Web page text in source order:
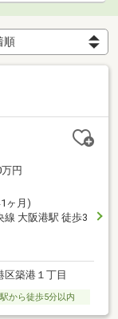
円
ヶ月)
線 大阪港駅 徒歩3
区築港１丁目
駅から徒歩5分以内